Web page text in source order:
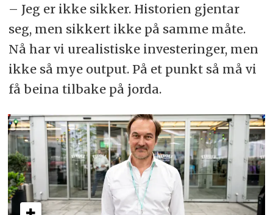
– Jeg er ikke sikker. Historien gjentar
seg, men sikkert ikke på samme måte.
Nå har vi urealistiske investeringer, men
ikke så mye output. På et punkt så må vi
få beina tilbake på jorda.